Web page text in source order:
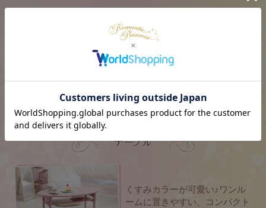
ぐっとひきよせることができるサイドテーブル♪
くすみカラーが可愛い♪ワンル
ームに置きやすい、コンパクト